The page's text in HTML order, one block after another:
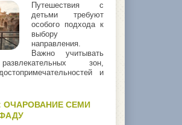
Путешествия с
детьми требуют
особого подхода к
выбору
направления.
Важно учитывать
зон,
и
ОЧАРОВАНИЕ СЕМИ